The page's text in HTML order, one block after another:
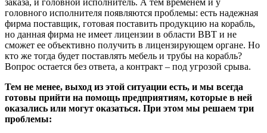
головного исполнителя появляются проблемы: есть надежная
фирма поставщик, готовая поставить продукцию на корабль,
но данная фирма не имеет лицензии в области ВВТ и не
сможет ее объективно получить в лицензирующем органе. Но
кто же тогда будет поставлять мебель и трубы на корабль?
Вопрос остается без ответа, а контракт – под угрозой срыва.
Тем не менее, выход из этой ситуации есть, и мы всегда
готовы прийти на помощь предприятиям, которые в ней
оказались или могут оказаться. При этом мы решаем три
проблемы: